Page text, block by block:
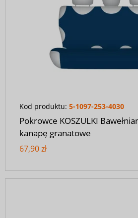
Kod produktu: 5-1097-253-4030
Pokrowce KOSZULKI
kanapę granatowe
67,90 zł